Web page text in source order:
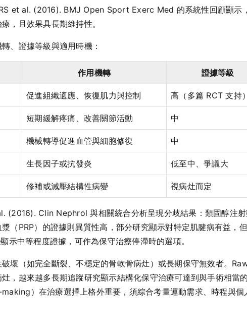
et al. (2016). BMJ Open Sport Exerc Med 的系統性回顧顯示
，且效果具長期維持性。
、證據等級與適用時機：
作用機轉 證據等級
促進組織適應、恢復肌力與控制 高（多篇 RCT 支持）
短期緩解疼痛、改善關節活動 中
機械轉導促進血管與細胞修復 中
生長因子或抗發炎 低至中、爭議大
修補或減壓結構性病變 視病灶而定
(2016). Clin Nephrol 與相關統合分析呈現分歧結果：類固醇注
（PRP）的證據則異質性高，部分研究顯示對特定肌腱病有益，
示中等程度證據，可作為保守治療停滯時的選項。
壞（如完全斷裂、不穩定的骨軟骨病灶）或長期保守無效者。
，越來越多長期追蹤研究顯示結構化保守治療可達到與手術相當
）在治療選擇上格外重要，須綜合考量運動需求、時程與個